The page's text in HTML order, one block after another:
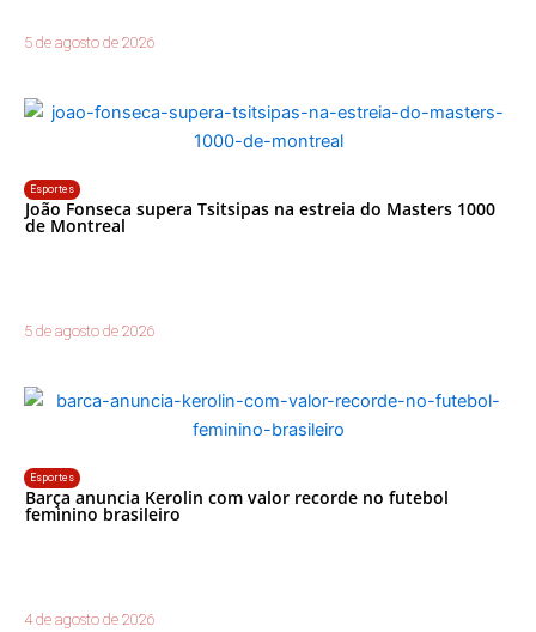
5 de agosto de 2026
Esportes
João Fonseca supera Tsitsipas na estreia do Masters 1000
de Montreal
5 de agosto de 2026
Esportes
Barça anuncia Kerolin com valor recorde no futebol
feminino brasileiro
4 de agosto de 2026